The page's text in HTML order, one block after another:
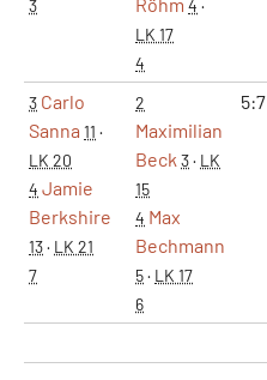
3
4 ·
LK 17
4
3 Carlo
Sanna 11 ·
LK 20
4 Jamie
Berkshire
13· LK 21
7
2
Maximilian
Beck 3· LK
15
4 Max
Bechmann
5· LK 17
6
5:7